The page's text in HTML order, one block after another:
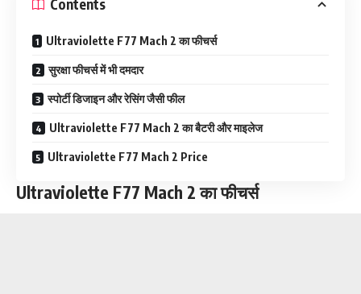
Contents
Ultraviolette F77 Mach 2 का फीचर्स
सुरक्षा फीचर्स में भी दमदार
स्पोर्टी डिजाइन और रेसिंग जैसी फील
Ultraviolette F77 Mach 2 का बैटरी और माइलेज
Ultraviolette F77 Mach 2 Price
Ultraviolette F77 Mach 2 का फीचर्स